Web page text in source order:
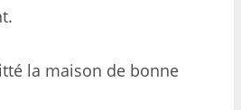
la maison de bonne